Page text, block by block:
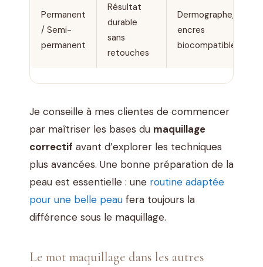
Permanent
/ Semi-
permanent
Résultat
durable
sans
retouches
Dermographe,
encres
biocompatibles
Je conseille à mes clientes de commencer
par maîtriser les bases du maquillage
correctif avant d’explorer les techniques
plus avancées. Une bonne préparation de la
peau est essentielle : une routine adaptée
pour une belle peau fera toujours la
différence sous le maquillage.
Le mot maquillage dans les autres